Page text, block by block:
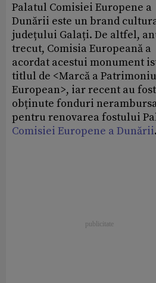
Palatul Comisiei Europene a
Dunării este un brand
județului Galați. De altfel,
trecut, Comisia Europeană a
acordat acestui monument
titlul de <Marcă a
European>, iar recent au fost
obținute fonduri
pentru renovarea fostului
Comisiei Europene a Dunării.